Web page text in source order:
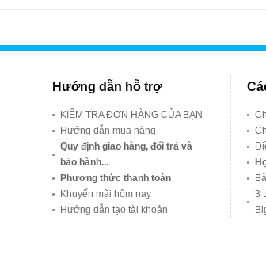
Hướng dẫn hỗ trợ
KIỂM TRA ĐƠN HÀNG CỦA BẠN
Hướng dẫn mua hàng
Quy định giao hàng, đổi trả và
bảo hành...
Phương thức thanh toán
Khuyến mãi hôm nay
Hướng dẫn tạo tài khoản
3